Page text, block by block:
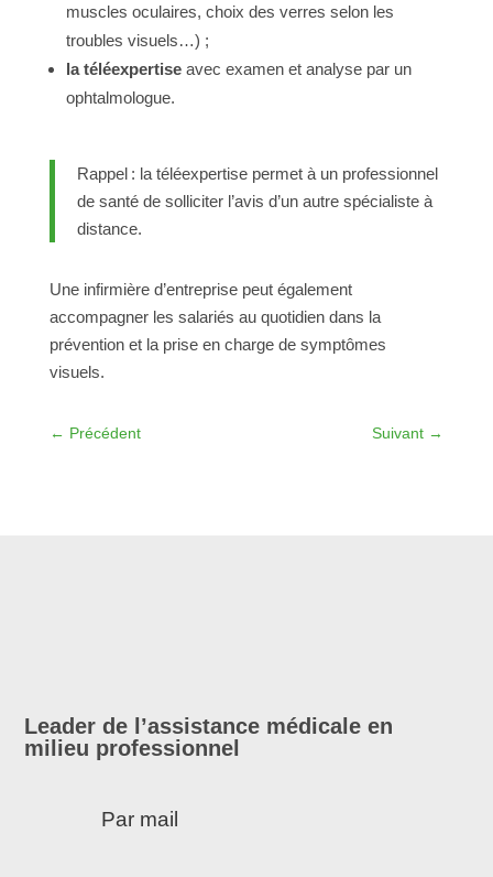
muscles oculaires, choix des verres selon les
troubles visuels…) ;
la téléexpertiseavec examen et analyse par un
ophtalmologue.
Rappel : la téléexpertise permet à un professionnel
de santé de solliciter l’avis d’un autre spécialiste à
distance.
Une infirmière d’entreprise peut également
accompagner les salariés au quotidien dans la
prévention et la prise en charge de symptômes
visuels.
← Précédent Suivant →
Leader de l’assistance médicale en
milieu professionnel
Par mail